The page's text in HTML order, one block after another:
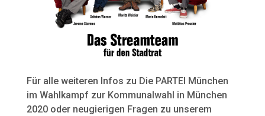
Für alle weiteren Infos zu Die PARTEI München
im Wahlkampf zur Kommunalwahl in München
2020 oder neugierigen Fragen zu unserem